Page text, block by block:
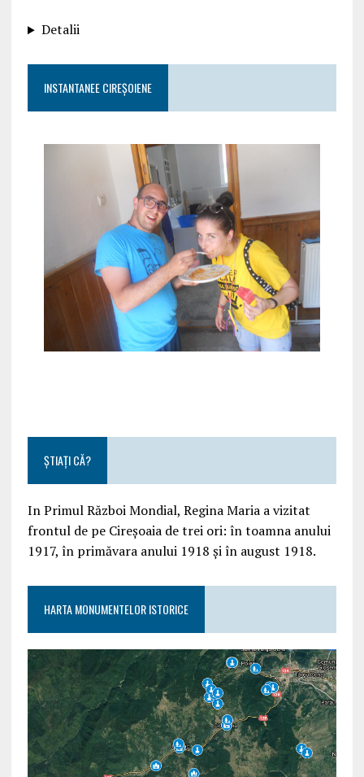
Detalii
INSTANTANEE CIREȘOIENE
ȘTIAȚI CĂ?
In Primul Război Mondial, Regina Maria a vizitat
frontul de pe Cireșoaia de trei ori: în toamna anului
1917, în primăvara anului 1918 și în august 1918.
HARTA MONUMENTELOR ISTORICE